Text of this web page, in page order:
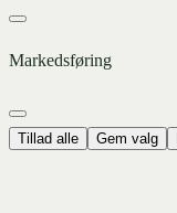
Markedsføring
Tillad alle Gem valg